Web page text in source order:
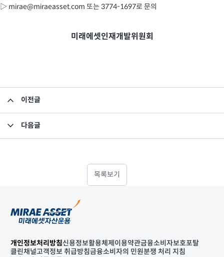
▷ mirae@miraeasset.com 또는 3774-1697로 문의
미래에셋인재개발위원회
이전글
다음글
목록보기
개인정보처리방침신용정보활용체제 이용약관금융소비자보호포탈
클린채널고객정보 취급방침금융소비자의 민원분쟁 처리 지침